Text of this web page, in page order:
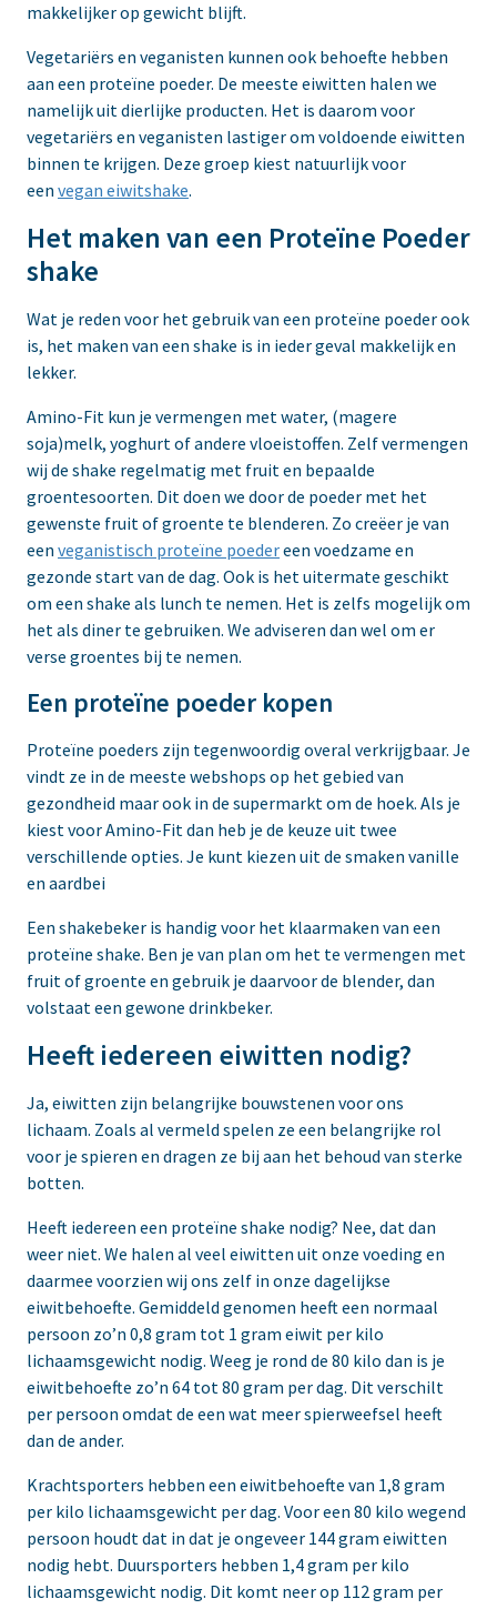
makkelijker op gewicht blijft.
Vegetariërs en veganisten kunnen ook behoefte hebben
aan een proteïne poeder. De meeste eiwitten halen we
namelijk uit dierlijke producten. Het is daarom voor
vegetariërs en veganisten lastiger om voldoende eiwitten
binnen te krijgen. Deze groep kiest natuurlijk voor
een vegan eiwitshake.
Het maken van een Proteïne Poeder
shake
Wat je reden voor het gebruik van een proteïne poeder ook
is, het maken van een shake is in ieder geval makkelijk en
lekker.
Amino-Fit kun je vermengen met water, (magere
soja)melk, yoghurt of andere vloeistoffen. Zelf vermengen
wij de shake regelmatig met fruit en bepaalde
groentesoorten. Dit doen we door de poeder met het
gewenste fruit of groente te blenderen. Zo creëer je van
een veganistisch proteïne poedereen voedzame en
gezonde start van de dag. Ook is het uitermate geschikt
om een shake als lunch te nemen. Het is zelfs mogelijk om
het als diner te gebruiken. We adviseren dan wel om er
verse groentes bij te nemen.
Een proteïne poeder kopen
Proteïne poeders zijn tegenwoordig overal verkrijgbaar. Je
vindt ze in de meeste webshops op het gebied van
gezondheid maar ook in de supermarkt om de hoek. Als je
kiest voor Amino-Fit dan heb je de keuze uit twee
verschillende opties. Je kunt kiezen uit de smaken vanille
en aardbei
Een shakebeker is handig voor het klaarmaken van een
proteïne shake. Ben je van plan om het te vermengen met
fruit of groente en gebruik je daarvoor de blender, dan
volstaat een gewone drinkbeker.
Heeft iedereen eiwitten nodig?
Ja, eiwitten zijn belangrijke bouwstenen voor ons
lichaam. Zoals al vermeld spelen ze een belangrijke rol
voor je spieren en dragen ze bij aan het behoud van sterke
botten.
Heeft iedereen een proteïne shake nodig? Nee, dat dan
weer niet. We halen al veel eiwitten uit onze voeding en
daarmee voorzien wij ons zelf in onze dagelijkse
eiwitbehoefte. Gemiddeld genomen heeft een normaal
persoon zo’n 0,8 gram tot 1 gram eiwit per kilo
lichaamsgewicht nodig. Weeg je rond de 80 kilo dan is je
eiwitbehoefte zo’n 64 tot 80 gram per dag. Dit verschilt
per persoon omdat de een wat meer spierweefsel heeft
dan de ander.
Krachtsporters hebben een eiwitbehoefte van 1,8 gram
per kilo lichaamsgewicht per dag. Voor een 80 kilo wegend
persoon houdt dat in dat je ongeveer 144 gram eiwitten
nodig hebt. Duursporters hebben 1,4 gram per kilo
lichaamsgewicht nodig. Dit komt neer op 112 gram per